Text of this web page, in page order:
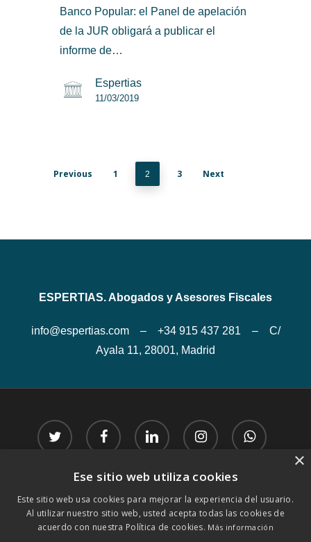
Banco Popular: el Panel de apelación
de la JUR obligará a publicar el
informe de…
Espertias
11/03/2019
Previous 1 2 3 Next
ESPERTIAS. Abogados y Asesores Fiscales
info@espertias.com – +34 915 437 281 – C/
Ayala 11, 28001, Madrid
twitter facebook linkedin instagram whatsapp
phone email
×
Ese sitio web utiliza cookies
Este sitio web usa cookies para mejorar la experiencia del usuario.
Al utilizar nuestro sitio web, usted acepta todas las cookies de
acuerdo con nuestra Política de cookies. Más información